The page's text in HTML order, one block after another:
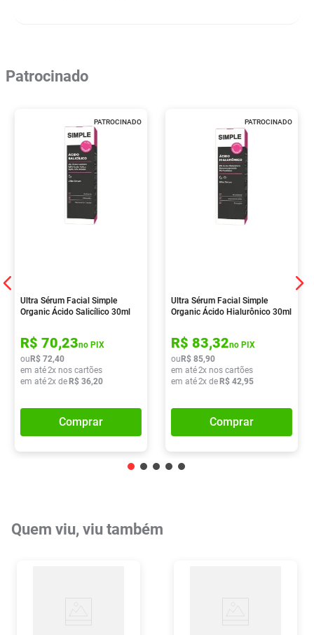
Patrocinado
PATROCINADO
Ultra Sérum Facial Simple
Organic Ácido Salicílico 30ml
R$ 70,23no PIX
ou R$ 72,40
em até2x nos cartões
em até2x de R$ 36,20
Comprar
PATROCINADO
Ultra Sérum Facial Simple
Organic Ácido Hialurônico 30ml
R$ 83,32no PIX
ou R$ 85,90
em até2x nos cartões
em até2x de R$ 42,95
Comprar
Quem viu, viu também